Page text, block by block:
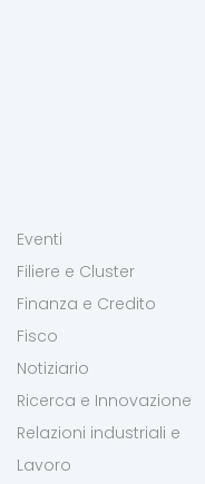
Eventi
Filiere e Cluster
Finanza e Credito
Fisco
Notiziario
Ricerca e Innovazione
Relazioni industriali e
Lavoro